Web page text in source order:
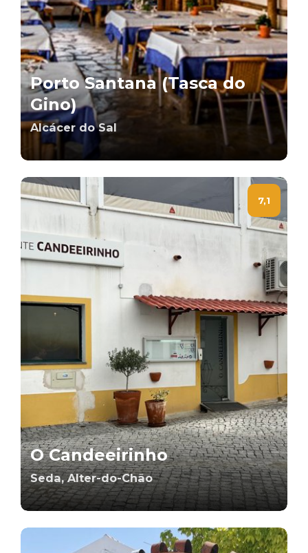
Porto Santana (Tasca do
Gino)
Alcácer do Sal
7,1
O Candeeirinho
Seda, Alter-do-Chão